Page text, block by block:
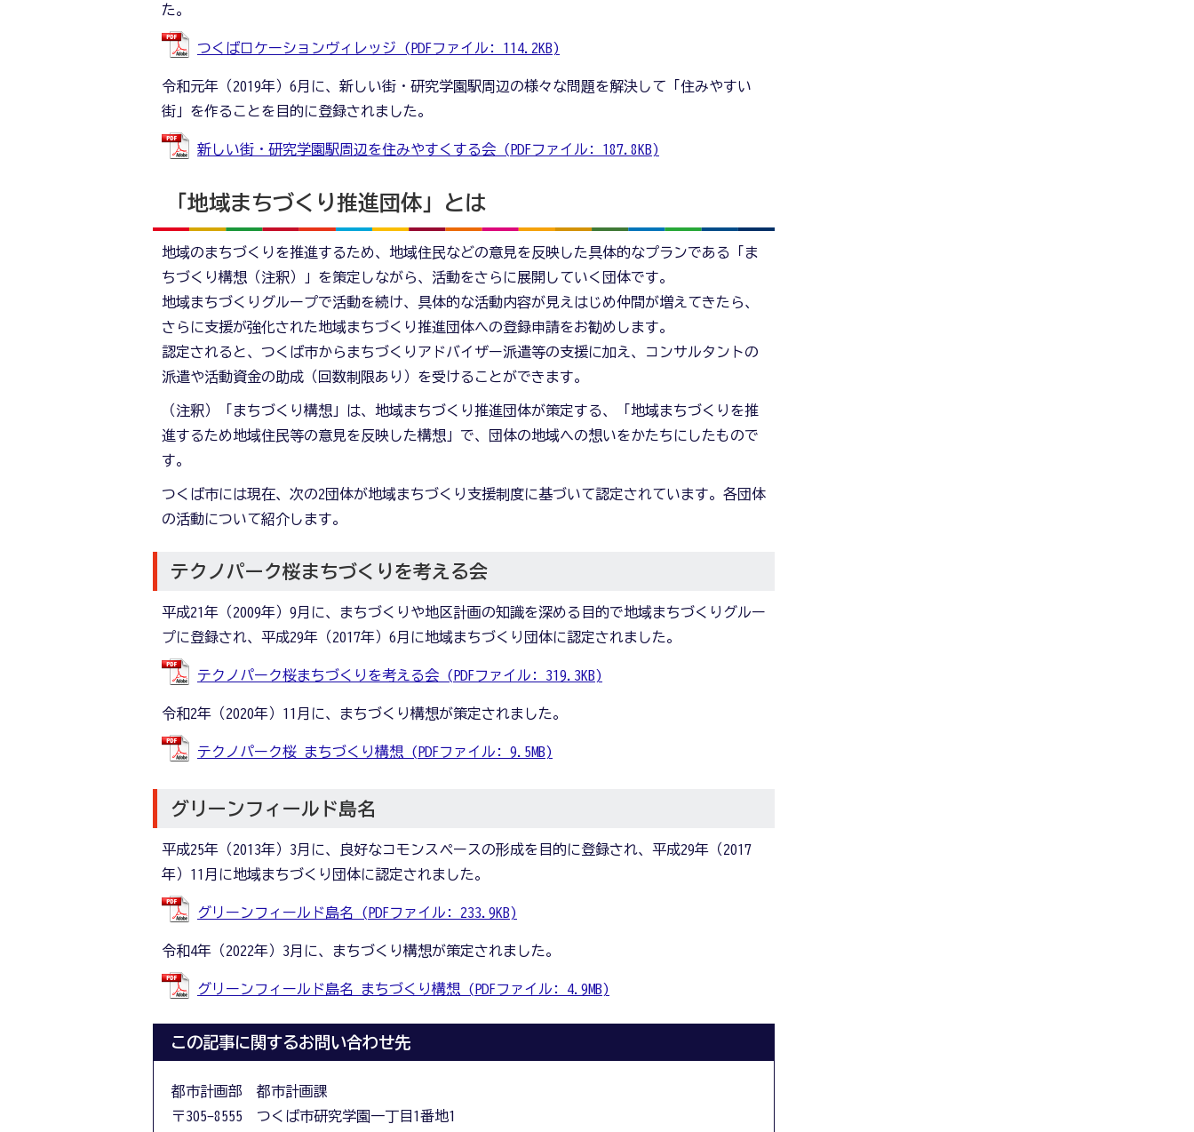
た。
つくばロケーションヴィレッジ (PDFファイル: 114.2KB)
令和元年（2019年）6月に、新しい街・研究学園駅周辺の様々な問題を解決して「住みやすい
街」を作ることを目的に登録されました。
新しい街・研究学園駅周辺を住みやすくする会 (PDFファイル: 187.8KB)
「地域まちづくり推進団体」とは
地域のまちづくりを推進するため、地域住民などの意見を反映した具体的なプランである「ま
ちづくり構想（注釈）」を策定しながら、活動をさらに展開していく団体です。
地域まちづくりグループで活動を続け、具体的な活動内容が見えはじめ仲間が増えてきたら、
さらに支援が強化された地域まちづくり推進団体への登録申請をお勧めします。
認定されると、つくば市からまちづくりアドバイザー派遣等の支援に加え、コンサルタントの
派遣や活動資金の助成（回数制限あり）を受けることができます。
（注釈）「まちづくり構想」は、地域まちづくり推進団体が策定する、「地域まちづくりを推
進するため地域住民等の意見を反映した構想」で、団体の地域への想いをかたちにしたもので
す。
つくば市には現在、次の2団体が地域まちづくり支援制度に基づいて認定されています。各団体
の活動について紹介します。
テクノパーク桜まちづくりを考える会
平成21年（2009年）9月に、まちづくりや地区計画の知識を深める目的で地域まちづくりグルー
プに登録され、平成29年（2017年）6月に地域まちづくり団体に認定されました。
テクノパーク桜まちづくりを考える会 (PDFファイル: 319.3KB)
令和2年（2020年）11月に、まちづくり構想が策定されました。
テクノパーク桜 まちづくり構想 (PDFファイル: 9.5MB)
グリーンフィールド島名
平成25年（2013年）3月に、良好なコモンスペースの形成を目的に登録され、平成29年（2017
年）11月に地域まちづくり団体に認定されました。
グリーンフィールド島名 (PDFファイル: 233.9KB)
令和4年（2022年）3月に、まちづくり構想が策定されました。
グリーンフィールド島名 まちづくり構想 (PDFファイル: 4.9MB)
この記事に関するお問い合わせ先
都市計画部 都市計画課
〒305-8555 つくば市研究学園一丁目1番地1